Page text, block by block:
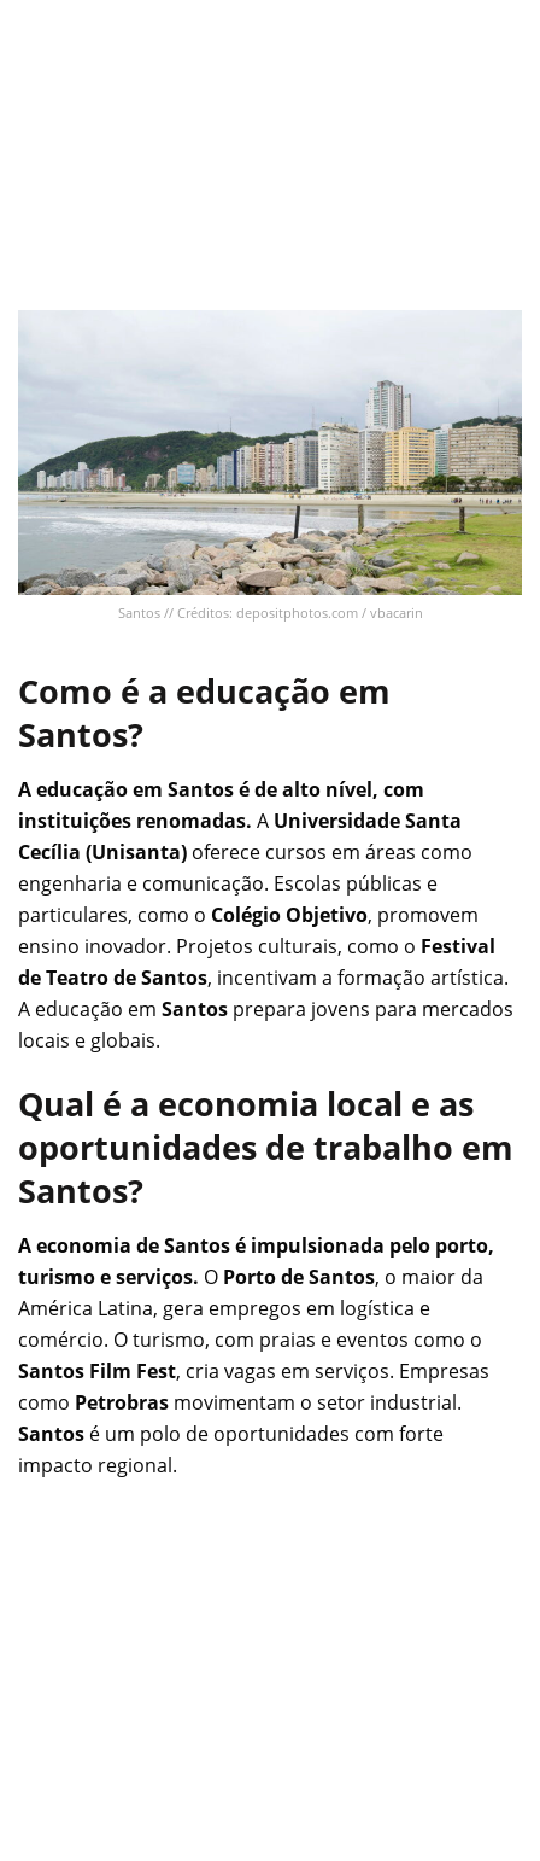
Santos // Créditos: depositphotos.com / vbacarin
Como é a educação em
Santos?
A educação em Santos é de alto nível, com
instituições renomadas. A Universidade Santa
Cecília (Unisanta) oferece cursos em áreas como
engenharia e comunicação. Escolas públicas e
particulares, como o Colégio Objetivo, promovem
ensino inovador. Projetos culturais, como o Festival
de Teatro de Santos, incentivam a formação artística.
A educação em Santos prepara jovens para mercados
locais e globais.
Qual é a economia local e as
oportunidades de trabalho em
Santos?
A economia de Santos é impulsionada pelo porto,
turismo e serviços. O Porto de Santos, o maior da
América Latina, gera empregos em logística e
comércio. O turismo, com praias e eventos como o
Santos Film Fest, cria vagas em serviços. Empresas
como Petrobras movimentam o setor industrial.
Santos é um polo de oportunidades com forte
impacto regional.